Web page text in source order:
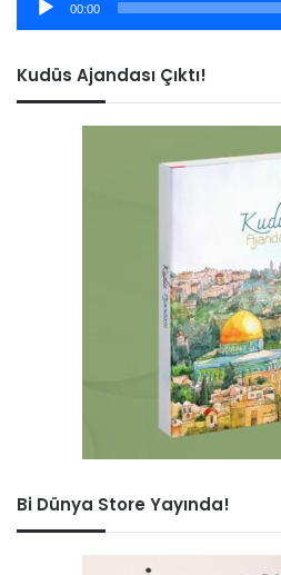
00:00
Kudüs Ajandası Çıktı!
Bi Dünya Store Yayında!